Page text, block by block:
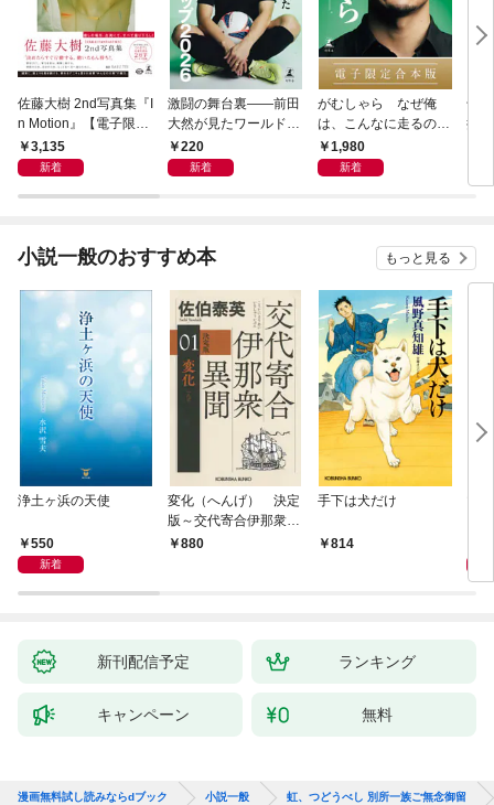
佐藤大樹 2nd写真集『I
n Motion』【電子限定
動画特典付き】
3,135
新着
激闘の舞台裏――前田
大然が見たワールドカ
ップ2026
220
新着
がむしゃら なぜ俺
は、こんなに走るのか
——。【電子限定合本
版】
1,980
新着
千
捕
小説一般のおすすめ本 もっと見る
浄土ヶ浜の天使
550
新着
変化（へんげ） 決定
版～交代寄合伊那衆異
聞（1）～
880
手下は犬だけ
814
新刊配信予定 ランキング
キャンペーン 無料
漫画無料試し読みならdブック 小説一般 虹、つどうべし 別所一族ご無念御留